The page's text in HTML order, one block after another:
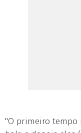
"O primeiro tempo